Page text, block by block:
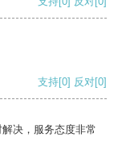
支持[0] 反对[0]
决，服务态度非常